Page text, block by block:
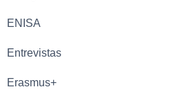
ENISA
Entrevistas
Erasmus+